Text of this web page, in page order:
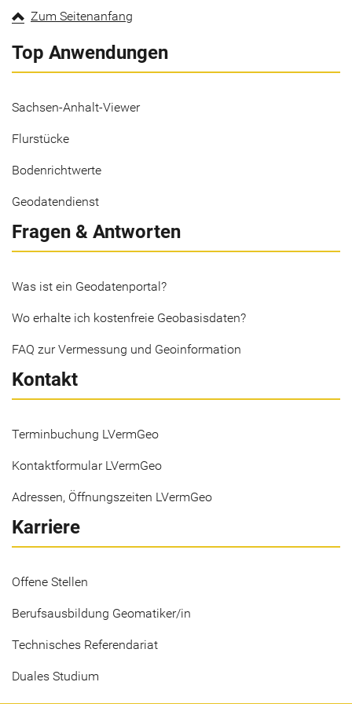
Zum Seitenanfang
Top Anwendungen
Sachsen-Anhalt-Viewer
Flurstücke
Bodenrichtwerte
Geodatendienst
Fragen & Antworten
Was ist ein Geodatenportal?
Wo erhalte ich kostenfreie Geobasisdaten?
FAQ zur Vermessung und Geoinformation
Kontakt
Terminbuchung LVermGeo
Kontaktformular LVermGeo
Adressen, Öffnungszeiten LVermGeo
Karriere
Offene Stellen
Berufsausbildung Geomatiker/in
Technisches Referendariat
Duales Studium